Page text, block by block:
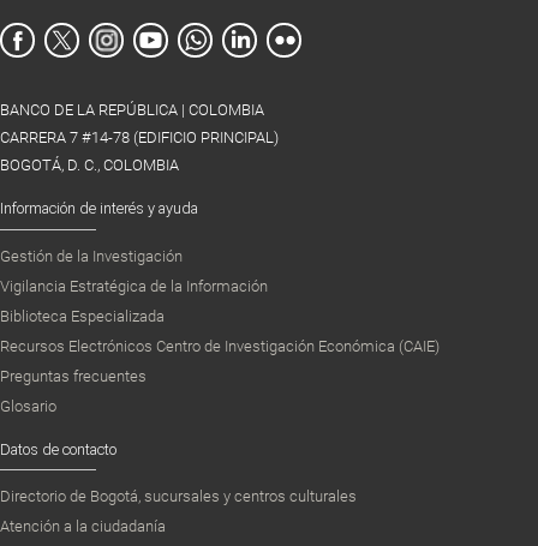
BANCO DE LA REPÚBLICA | COLOMBIA
CARRERA 7 #14-78 (EDIFICIO PRINCIPAL)
BOGOTÁ, D. C., COLOMBIA
Información de interés y ayuda
Gestión de la Investigación
Vigilancia Estratégica de la Información
Biblioteca Especializada
Recursos Electrónicos Centro de Investigación Económica (CAIE)
Preguntas frecuentes
Glosario
Datos de contacto
Directorio de Bogotá, sucursales y centros culturales
Atención a la ciudadanía